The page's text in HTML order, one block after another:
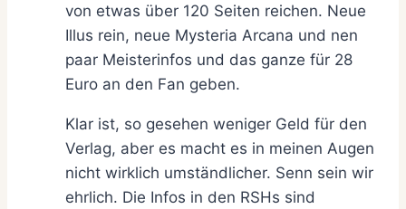
von etwas über 120 Seiten reichen. Neue
Illus rein, neue Mysteria Arcana und nen
paar Meisterinfos und das ganze für 28
Euro an den Fan geben.
Klar ist, so gesehen weniger Geld für den
Verlag, aber es macht es in meinen Augen
nicht wirklich umständlicher. Senn sein wir
ehrlich. Die Infos in den RSHs sind